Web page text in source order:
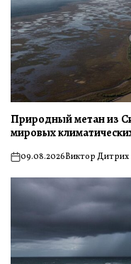
Природный метан из
мировых
on09.08.2026Виктор Дитрих